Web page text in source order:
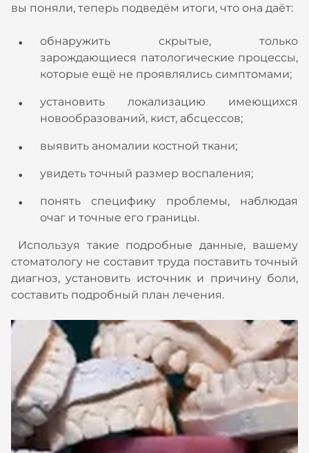
вы поняли, теперь подведём итоги, что она даёт:
обнаружить скрытые, только
зарождающиеся патологические процессы,
которые ещё не проявлялись симптомами;
установить локализацию имеющихся
новообразований, кист, абсцессов;
выявить аномалии костной ткани;
увидеть точный размер воспаления;
понять специфику проблемы, наблюдая
очаг и точные его границы.
Используя такие подробные данные, вашему
стоматологу не составит труда поставить точный
диагноз, установить источник и причину боли,
составить подробный план лечения.